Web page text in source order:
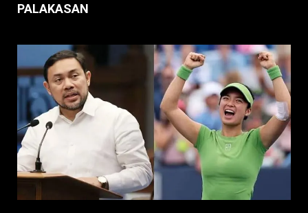
PALAKASAN